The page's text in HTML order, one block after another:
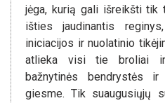
jėga, kurią gali išreikšti tik
išties jaudinantis
iniciacijos ir nuolatinio
atlieka visi tie broliai
bažnytinės bendrystės ir
giesme. Tik suaugusiųjų